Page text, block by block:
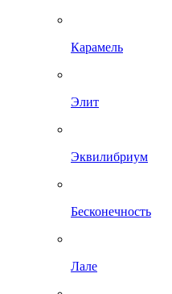
Карамель
Элит
Эквилибриум
Бесконечность
Лале